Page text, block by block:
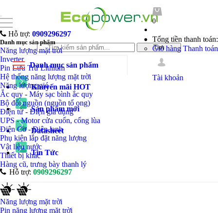
Hỗ trợ: 0909296297
Danh mục sản phẩm
Năng lượng mặt trời
Inverter
Pin Lưu Trữ Lithium
Hệ thống năng lượng mặt trời
Năng lượng gió
Ắc quy - Máy sạc bình ắc quy
Bộ đổi nguồn (nguồn tổ ong)
Điện tử - Điện gia dụng
UPS - Motor cửa cuốn, cổng lùa
Điện Cơ - Điện lạnh
Phụ kiện lắp đặt năng lượng
Vật liệu nước
Thiết bị khác
Hàng cũ, trưng bày thanh lý
Tìm
0
Tổng tiền thanh toán:
Giỏ hàng Thanh toán
Tài khoản
Danh mục sản phẩm
Khuyến mãi HOT
Sản phẩm mới
Datasheet
Tin Tức
Hỗ trợ: 0909296297
Năng lượng mặt trời
Pin năng lượng mặt trời